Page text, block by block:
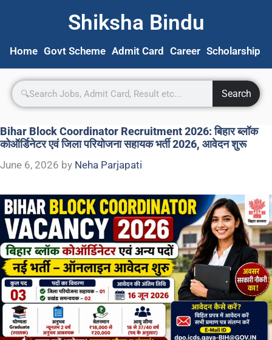
Shiksha Bindu
Home Govt Scheme Admit Card Career Scholarship
Search
Bihar Block Coordinator Recruitment 2026: बिहार ब्लॉक
कोऑर्डिनेटर एवं जिला परियोजना सहायक भर्ती 2026, आवेदन शुरू
June 6, 2026 by Neha Parjapati